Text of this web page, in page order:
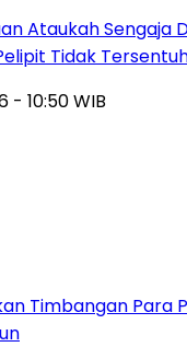
Ataukah Sengaja
Tidak
- 10:50 WIB
Timbangan Para